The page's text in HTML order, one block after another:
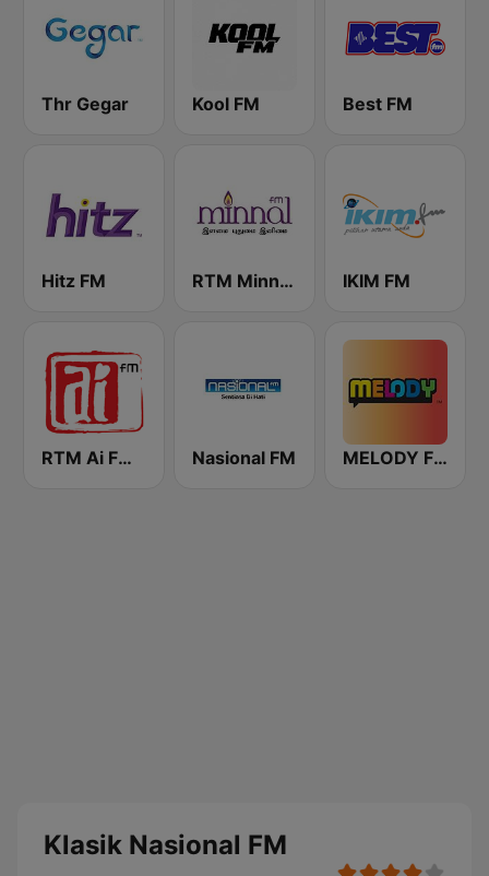
Thr Gegar Kool FM Best FM
Hitz FM RTM Minnal FM IKIM FM
RTM Ai FM 89.3 Nasional FM MELODY FM
Klasik Nasional FM